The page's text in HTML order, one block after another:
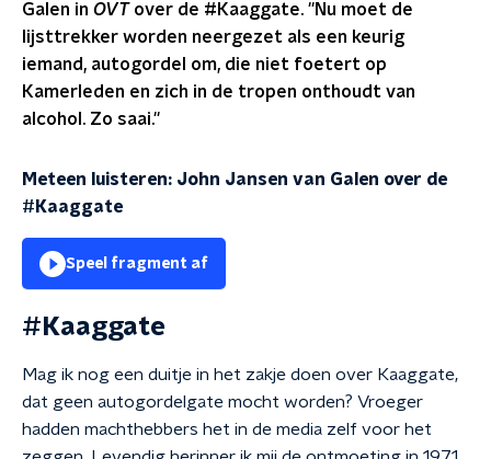
Galen in OVTover de #Kaaggate. ''Nu moet de
lijsttrekker worden neergezet als een keurig
iemand, autogordel om, die niet foetert op
Kamerleden en zich in de tropen onthoudt van
alcohol. Zo saai.''
Meteen luisteren: John Jansen van Galen over de
#Kaaggate
Speel fragment af
#Kaaggate
Mag ik nog een duitje in het zakje doen over Kaaggate,
dat geen autogordelgate mocht worden? Vroeger
hadden machthebbers het in de media zelf voor het